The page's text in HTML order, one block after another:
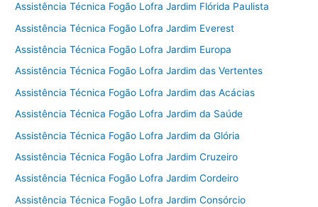
Assistência Técnica Fogão Lofra Jardim Flórida Paulista
Assistência Técnica Fogão Lofra Jardim Everest
Assistência Técnica Fogão Lofra Jardim Europa
Assistência Técnica Fogão Lofra Jardim das Vertentes
Assistência Técnica Fogão Lofra Jardim das Acácias
Assistência Técnica Fogão Lofra Jardim da Saúde
Assistência Técnica Fogão Lofra Jardim da Glória
Assistência Técnica Fogão Lofra Jardim Cruzeiro
Assistência Técnica Fogão Lofra Jardim Cordeiro
Assistência Técnica Fogão Lofra Jardim Consórcio